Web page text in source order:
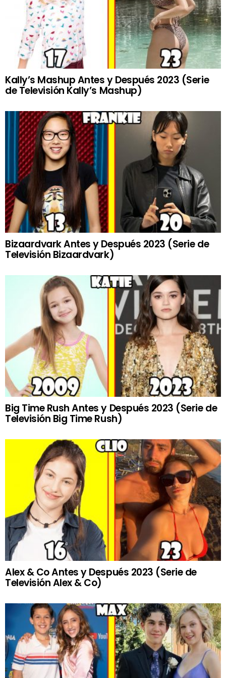
Kally’s Mashup Antes y Después 2023 (Serie
de Televisión Kally’s Mashup)
Bizaardvark Antes y Después 2023 (Serie de
Televisión Bizaardvark)
Big Time Rush Antes y Después 2023 (Serie de
Televisión Big Time Rush)
Alex & Co Antes y Después 2023 (Serie de
Televisión Alex & Co)